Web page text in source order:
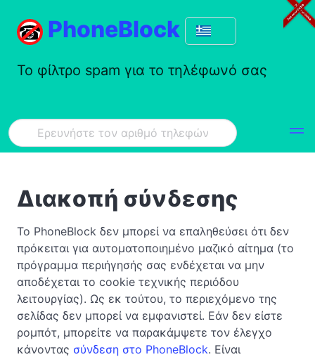
PhoneBlock
Το φίλτρο spam για το τηλέφωνό σας
Διακοπή σύνδεσης
Το PhoneBlock δεν μπορεί να επαληθεύσει ότι δεν
πρόκειται για αυτοματοποιημένο μαζικό αίτημα (το
πρόγραμμα περιήγησής σας ενδέχεται να μην
αποδέχεται το cookie τεχνικής περιόδου
λειτουργίας). Ως εκ τούτου, το περιεχόμενο της
σελίδας δεν μπορεί να εμφανιστεί. Εάν δεν είστε
ρομπότ, μπορείτε να παρακάμψετε τον έλεγχο
κάνοντας σύνδεση στο PhoneBlock. Είναι